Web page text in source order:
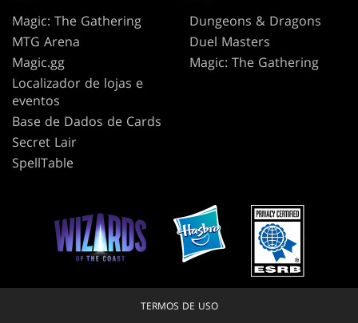
Magic: The Gathering
MTG Arena
Magic.gg
Localizador de lojas e
eventos
Base de Dados de Cards
Secret Lair
SpellTable
Dungeons & Dragons
Duel Masters
Magic: The Gathering
TERMOS DE USO